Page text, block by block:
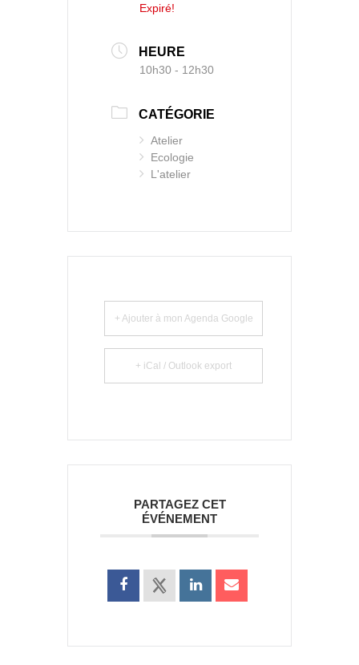
Expiré!
HEURE
10h30 - 12h30
CATÉGORIE
Atelier
Ecologie
L'atelier
+ Ajouter à mon Agenda Google
+ iCal / Outlook export
PARTAGEZ CET
ÉVÉNEMENT